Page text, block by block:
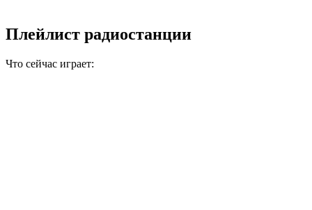
Плейлист радиостанции
Что сейчас играет: